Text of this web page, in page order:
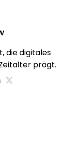
die digitales
prägt.
Opens new